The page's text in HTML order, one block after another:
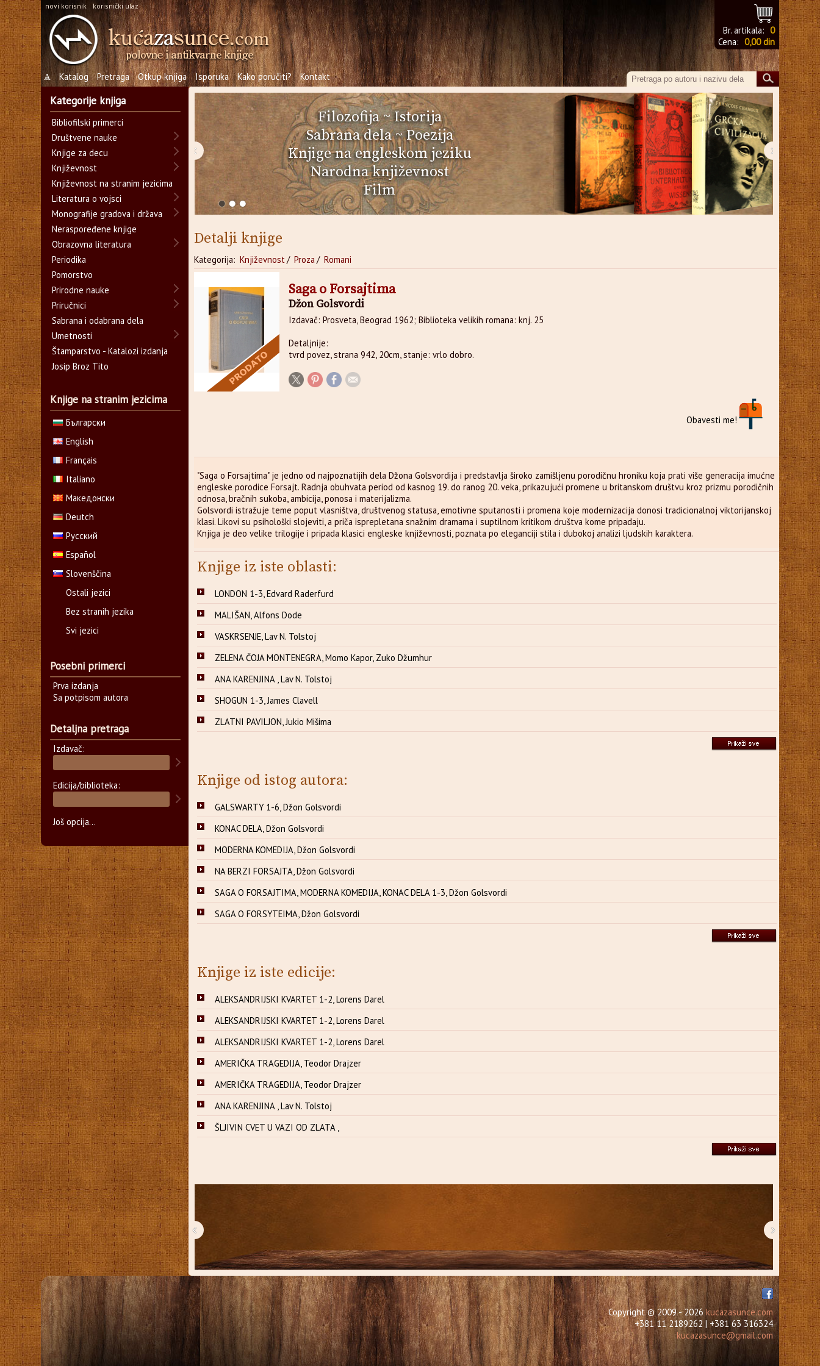
novi korisnik korisnički ulaz
Br. artikala: 0
Cena: 0,00 din
Ѧ Katalog Pretraga Otkup knjiga Isporuka Kako poručiti? Kontakt
Filozofija~Istorija
Sabrana dela~Poezija
Knjige na engleskom jeziku
Narodna književnost
Film
‹ ›
Detalji knjige
Kategorija: Književnost/ Proza/ Romani
Saga o Forsajtima
Džon Golsvordi
Izdavač: Prosveta, Beograd 1962; Biblioteka velikih romana: knj. 25
Detaljnije:
tvrd povez, strana 942, 20cm, stanje: vrlo dobro.
Obavesti me!
"Saga o Forsajtima" je jedno od najpoznatijih dela Džona Golsvordija i predstavlja široko zamišljenu porodičnu hroniku koja prati više generacija imućne
engleske porodice Forsajt. Radnja obuhvata period od kasnog 19. do ranog 20. veka, prikazujući promene u britanskom društvu kroz prizmu porodičnih
odnosa, bračnih sukoba, ambicija, ponosa i materijalizma.
Golsvordi istražuje teme poput vlasništva, društvenog statusa, emotivne sputanosti i promena koje modernizacija donosi tradicionalnoj viktorijanskoj
klasi. Likovi su psihološki slojeviti, a priča isprepletana snažnim dramama i suptilnom kritikom društva kome pripadaju.
Knjiga je deo velike trilogije i pripada klasici engleske književnosti, poznata po eleganciji stila i dubokoj analizi ljudskih karaktera.
Knjige iz iste oblasti:
LONDON 1-3, Edvard Raderfurd
MALIŠAN, Alfons Dode
VASKRSENJE, Lav N. Tolstoj
ZELENA ČOJA MONTENEGRA, Momo Kapor, Zuko Džumhur
ANA KARENJINA , Lav N. Tolstoj
SHOGUN 1-3, James Clavell
ZLATNI PAVILJON, Jukio Mišima
Knjige od istog autora:
GALSWARTY 1-6, Džon Golsvordi
KONAC DELA, Džon Golsvordi
MODERNA KOMEDIJA, Džon Golsvordi
NA BERZI FORSAJTA, Džon Golsvordi
SAGA O FORSAJTIMA, MODERNA KOMEDIJA, KONAC DELA 1-3, Džon Golsvordi
SAGA O FORSYTEIMA, Džon Golsvordi
Knjige iz iste edicije:
ALEKSANDRIJSKI KVARTET 1-2, Lorens Darel
ALEKSANDRIJSKI KVARTET 1-2, Lorens Darel
ALEKSANDRIJSKI KVARTET 1-2, Lorens Darel
AMERIČKA TRAGEDIJA, Teodor Drajzer
AMERIČKA TRAGEDIJA, Teodor Drajzer
ANA KARENJINA , Lav N. Tolstoj
ŠLJIVIN CVET U VAZI OD ZLATA ,
‹ ›
Kategorije knjiga
Bibliofilski primerci
Društvene nauke
Knjige za decu
Književnost
Književnost na stranim jezicima
Literatura o vojsci
Monografije gradova i država
Neraspoređene knjige
Obrazovna literatura
Periodika
Pomorstvo
Prirodne nauke
Priručnici
Sabrana i odabrana dela
Umetnosti
Štamparstvo - Katalozi izdanja
Josip Broz Tito
Knjige na stranim jezicima
Български
English
Français
Italiano
Македонски
Deutch
Русский
Español
Slovenščina
Ostali jezici
Bez stranih jezika
Svi jezici
Posebni primerci
Prva izdanja
Sa potpisom autora
Detaljna pretraga
Izdavač:
Edicija/biblioteka:
Još opcija...
Copyright © 2009 - 2026kucazasunce.com
+381 11 2189262 | +381 63 316324
kucazasunce@gmail.com